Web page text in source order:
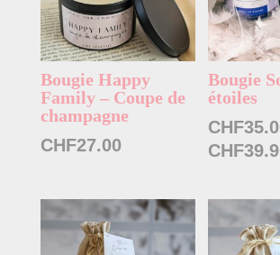
Bougie Happy
Family – Coupe de
champagne
CHF27.00
Bougie
étoiles
CHF
CHF